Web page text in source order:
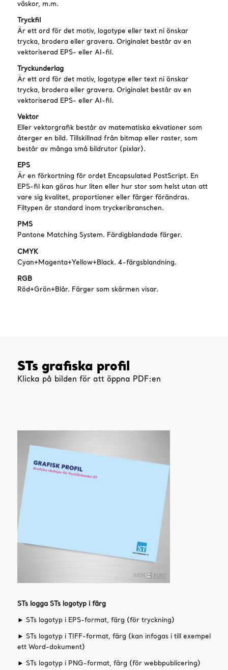
väskor, m.m.
Tryckfil
Är ett ord för det motiv, logotype eller text ni önskar
trycka, brodera eller gravera. Originalet består av en
vektoriserad EPS- eller AI-fil.
Tryckunderlag
Är ett ord för det motiv, logotype eller text ni önskar
trycka, brodera eller gravera. Originalet består av en
vektoriserad EPS- eller AI-fil.
Vektor
Eller vektorgrafik består av matematiska ekvationer som
återger en bild. Tillskillnad från bitmap eller raster, som
består av många små bildrutor (pixlar).
EPS
Är en förkortning för ordet Encapsulated PostScript. En
EPS-fil kan göras hur liten eller hur stor som helst utan att
vare sig kvalitet, proportioner eller färger förändras.
Filtypen är standard inom tryckeribranschen.
PMS
Pantone Matching System. Färdigblandade färger.
CMYK
Cyan+Magenta+Yellow+Black. 4-färgsblandning.
RGB
Röd+Grön+Blår. Färger som skärmen visar.
STs grafiska profil
Klicka på bilden för att öppna PDF:en
STs logga STs logotyp i färg
► STs logotyp i EPS-format, färg (för tryckning)
► STs logotyp i TIFF-format, färg (kan infogas i till exempel
ett Word-dokument)
► STs logotyp i PNG-format, färg (för webbpublicering)